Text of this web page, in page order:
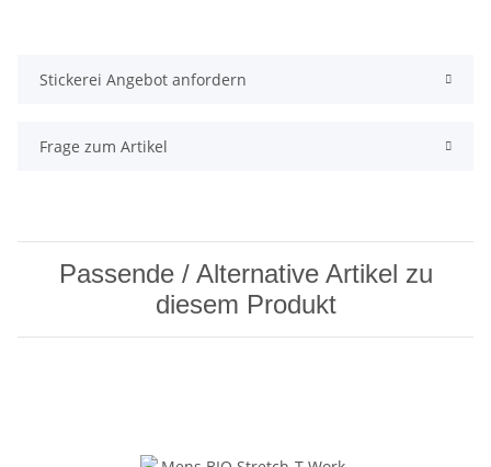
Stickerei Angebot anfordern
Frage zum Artikel
Passende / Alternative Artikel zu
diesem Produkt